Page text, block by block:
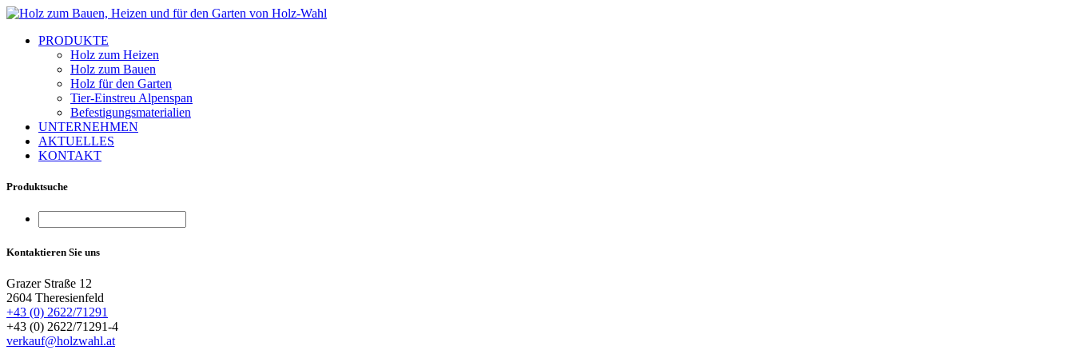
PRODUKTE
Holz zum Heizen
Holz zum Bauen
Holz für den Garten
Tier-Einstreu Alpenspan
Befestigungsmaterialien
UNTERNEHMEN
AKTUELLES
KONTAKT
Produktsuche
Kontaktieren Sie uns
Grazer Straße 12
2604 Theresienfeld
+43 (0) 2622/71291
+43 (0) 2622/71291-4
verkauf@holzwahl.at